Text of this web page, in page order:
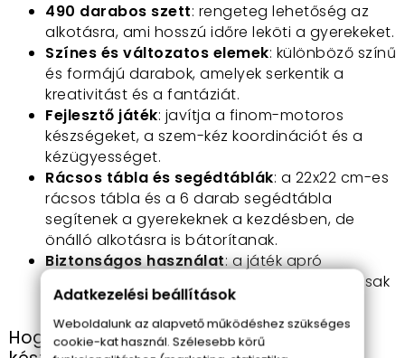
490 darabos szett: rengeteg lehetőség az
alkotásra, ami hosszú időre leköti a gyerekeket.
Színes és változatos elemek: különböző színű
és formájú darabok, amelyek serkentik a
kreativitást és a fantáziát.
Fejlesztő játék: javítja a finom-motoros
készségeket, a szem-kéz koordinációt és a
kézügyességet.
Rácsos tábla és segédtáblák: a 22x22 cm-es
rácsos tábla és a 6 darab segédtábla
segítenek a gyerekeknek a kezdésben, de
önálló alkotásra is bátorítanak.
Biztonságos használat: a játék apró
darabokat tartalmaz, így 6 éves kor alatt csak
szülői felügyelettel ajánlott.
Hogyan használd a mozaik puzzle
Adatkezelési beállítások
Weboldalunk az alapvető működéshez szükséges
cookie-kat használ. Szélesebb körű